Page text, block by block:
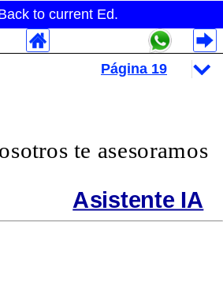
to current Ed.
te asesoramos
Asistente IA